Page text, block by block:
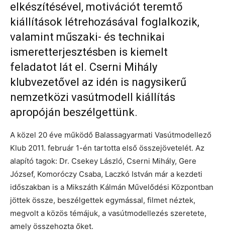
elkészítésével, motivációt teremtő
kiállítások létrehozásával foglalkozik,
valamint műszaki- és technikai
ismeretterjesztésben is kiemelt
feladatot lát el. Cserni Mihály
klubvezetővel az idén is nagysikerű
nemzetközi vasútmodell kiállítás
apropóján beszélgettünk.
A közel 20 éve működő Balassagyarmati Vasútmodellező
Klub 2011. február 1-én tartotta első összejövetelét. Az
alapító tagok: Dr. Csekey László, Cserni Mihály, Gere
József, Komoróczy Csaba, Laczkó István már a kezdeti
időszakban is a Mikszáth Kálmán Művelődési Központban
jöttek össze, beszélgettek egymással, filmet néztek,
megvolt a közös témájuk, a vasútmodellezés szeretete,
amely összehozta őket.